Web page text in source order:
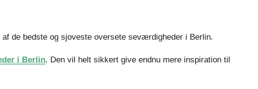
de bedste og sjoveste oversete seværdigheder i Berlin.
i Berlin. Den vil helt sikkert give endnu mere inspiration til